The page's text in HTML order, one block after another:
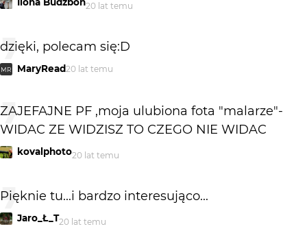
20 lat temu
dzięki, polecam się:D
MR MaryRead20 lat temu
ZAJEFAJNE PF ,moja ulubiona fota "malarze"-
WIDAC ZE WIDZISZ TO CZEGO NIE WIDAC
kovalphoto20 lat temu
Pięknie tu...i bardzo interesująco...
Jaro_Ł_T20 lat temu